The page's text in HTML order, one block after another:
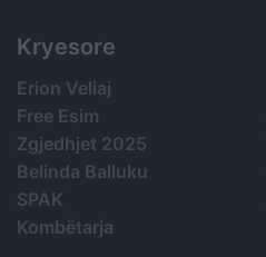
Kryesore
Erion Veliaj
Free Esim
Zgjedhjet 2025
Belinda Balluku
SPAK
Kombëtarja